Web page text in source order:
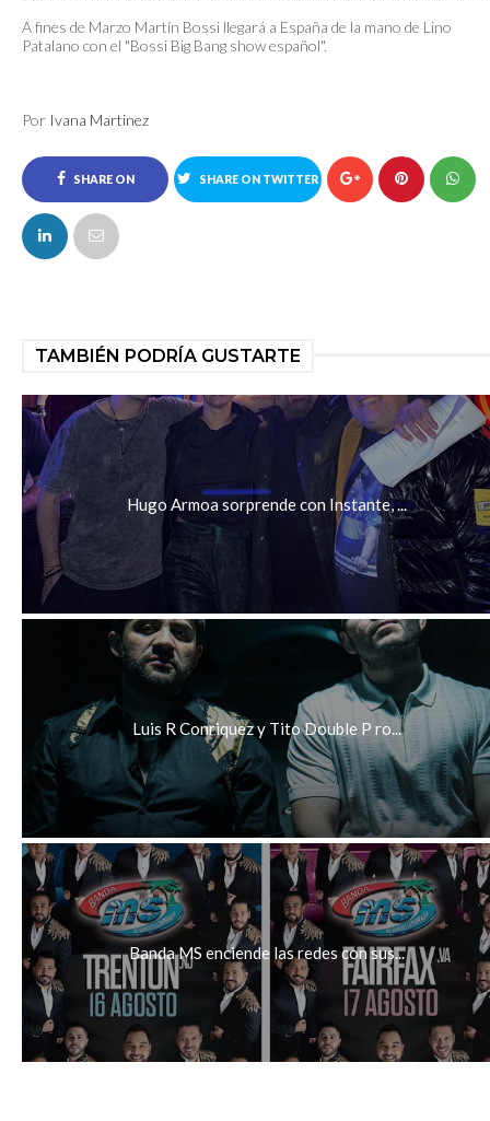
A fines de Marzo Martín Bossi llegará a España de la mano de Lino
Patalano con el "Bossi Big Bang show español".
Por Ivana Martinez
SHARE ON
FACEBOOK
SHARE ON TWITTER
TAMBIÉN PODRÍA GUSTARTE
Hugo Armoa sorprende con Instante, ...
Luis R Conriquez y Tito Double P ro...
Banda MS enciende las redes con sus...